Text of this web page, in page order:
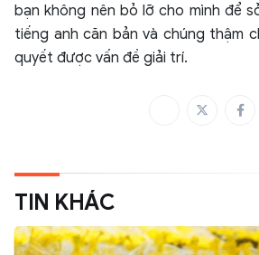
bạn không nên bỏ lỡ cho mình để
tiếng anh căn bản và chúng thậm
quyết được vấn đề giải trí.
TIN KHÁC